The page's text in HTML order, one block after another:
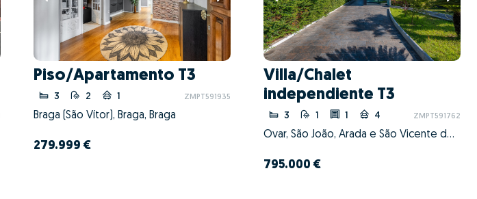
Piso/Apartamento T3
3 2 1 ZMPT591935
Braga (São Vítor), Braga, Braga
279.999 €
Villa/Chalet
independiente T3
3 1 1 4 ZMPT591762
Ovar, São João, Arada e São Vicente de Pereira Jusã, Ovar, Aveiro
795.000 €